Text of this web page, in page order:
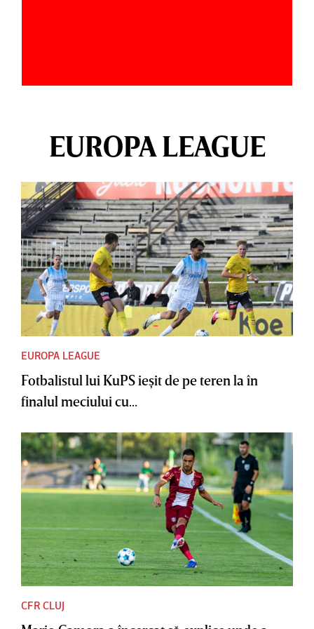
EUROPA LEAGUE
EUROPA LEAGUE
Fotbalistul lui KuPS ieşit de pe teren la în
finalul meciului cu...
CFR CLUJ